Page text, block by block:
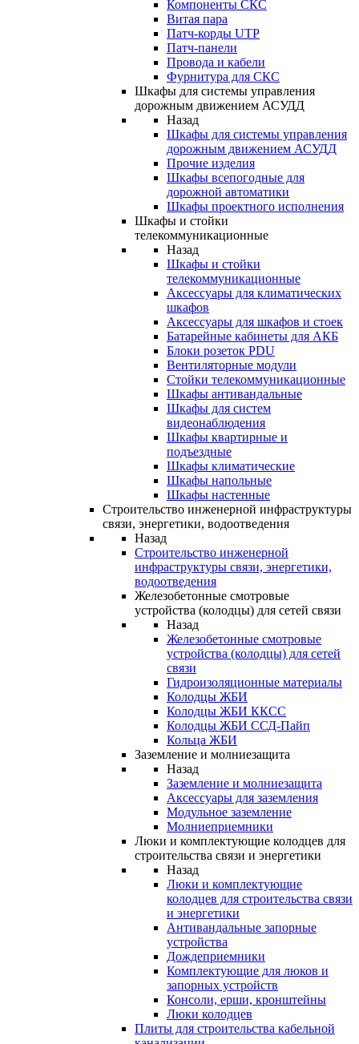
Компоненты СКС
Витая пара
Патч-корды UTP
Патч-панели
Провода и кабели
Фурнитура для СКС
Шкафы для системы управления
дорожным движением АСУДД
Назад
Шкафы для системы управления
дорожным движением АСУДД
Прочие изделия
Шкафы всепогодные для
дорожной автоматики
Шкафы проектного исполнения
Шкафы и стойки
телекоммуникационные
Назад
Шкафы и стойки
телекоммуникационные
Аксессуары для климатических
шкафов
Аксессуары для шкафов и стоек
Батарейные кабинеты для АКБ
Блоки розеток PDU
Вентиляторные модули
Стойки телекоммуникационные
Шкафы антивандальные
Шкафы для систем
видеонаблюдения
Шкафы квартирные и
подъездные
Шкафы климатические
Шкафы напольные
Шкафы настенные
Строительство инженерной инфраструктуры
связи, энергетики, водоотведения
Назад
Строительство инженерной
инфраструктуры связи, энергетики,
водоотведения
Железобетонные смотровые
устройства (колодцы) для сетей связи
Назад
Железобетонные смотровые
устройства (колодцы) для сетей
связи
Гидроизоляционные материалы
Колодцы ЖБИ
Колодцы ЖБИ ККСС
Колодцы ЖБИ ССД-Пайп
Кольца ЖБИ
Заземление и молниезащита
Назад
Заземление и молниезащита
Аксессуары для заземления
Модульное заземление
Молниеприемники
Люки и комплектующие колодцев для
строительства связи и энергетики
Назад
Люки и комплектующие
колодцев для строительства связи
и энергетики
Антивандальные запорные
устройства
Дождеприемники
Комплектующие для люков и
запорных устройств
Консоли, ерши, кронштейны
Люки колодцев
Плиты для строительства кабельной